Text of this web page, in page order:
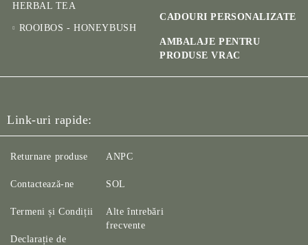
HERBAL TEA
ROOIBOS - HONEYBUSH
CADOURI PERSONALIZATE
AMBALAJE PENTRU
PRODUSE VRAC
Link-uri rapide:
Returnare produse
Contactează-ne
Termeni și Condiții
Declarație de
ANPC
SOL
Alte întrebări
frecvente